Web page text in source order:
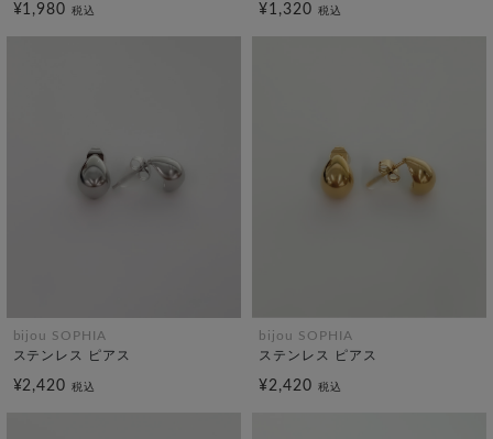
¥1,980税込 ¥1,320 税込
bijou SOPHIA
ステンレス ピアス
¥2,420税込
bijou SOPHIA
ステンレス ピアス
¥2,420 税込